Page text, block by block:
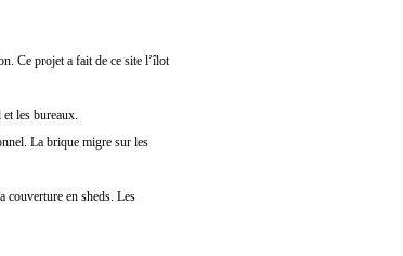
Ce projet a fait de ce site l’îlot
les bureaux.
La brique migre sur les
couverture en sheds. Les